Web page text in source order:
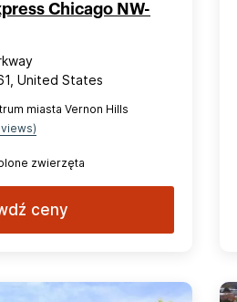
Chicago NW-
United States
miasta Vernon Hills
zwierzęta
ceny